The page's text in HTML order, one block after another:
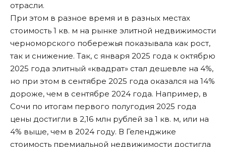
отрасли.
При этом в разное время и в разных местах
стоимость 1 кв. м на рынке элитной недвижимости
черноморского побережья показывала как рост,
так и снижение. Так, с января 2025 года к октябрю
2025 года элитный «квадрат» стал дешевле на 4%,
но при этом в сентябре 2025 года оказался на 14%
дороже, чем в сентябре 2024 года. Например, в
Сочи по итогам первого полугодия 2025 года
цены достигли в 2,16 млн рублей за 1 кв. м, или на
4% выше, чем в 2024 году. В Геленджике
стоимость премиальной недвижимости достигла